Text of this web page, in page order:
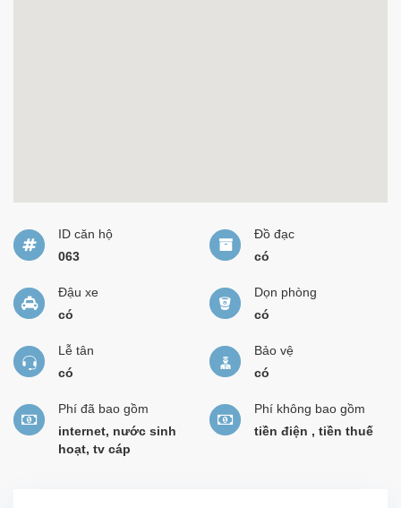
ID căn hộ
063
Đồ đạc
có
Đậu xe
có
Dọn phòng
có
Lễ tân
có
Bảo vệ
có
Phí đã bao gồm
internet, nước sinh
hoạt, tv cáp
Phí không bao gồm
tiền điện , tiền thuế